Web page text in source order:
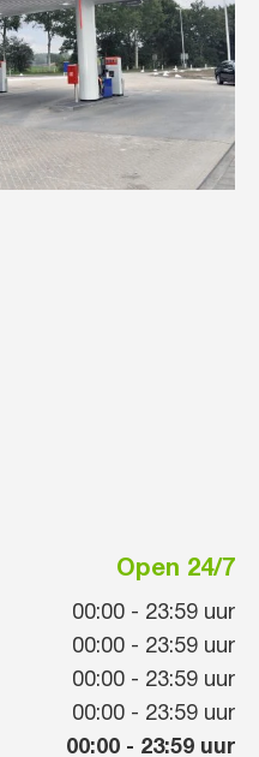
Open 24/7
00:00 - 23:59 uur
00:00 - 23:59 uur
00:00 - 23:59 uur
00:00 - 23:59 uur
00:00 - 23:59 uur